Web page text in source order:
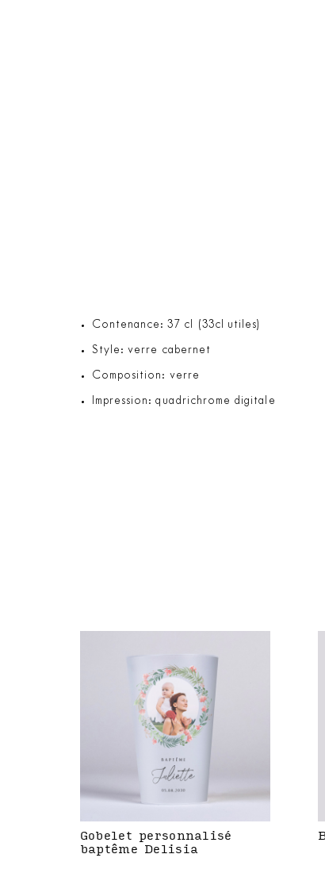
Contenance: 37 cl (33cl utiles)
Style: verre cabernet
Composition: verre
Impression: quadrichrome digitale
Gobelet personnalisé
baptême Delisia